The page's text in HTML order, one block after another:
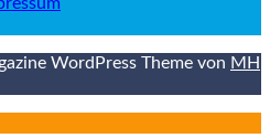
WordPress Theme von MH